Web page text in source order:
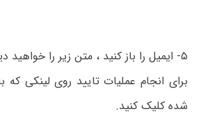
۵- ایمیل را باز کنید ، متن زیر را خواهید دید.
برای انجام عملیات تایید روی لینکی
شده کلیک کنید.